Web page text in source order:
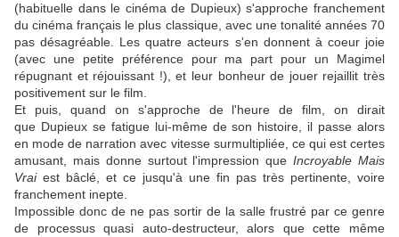
(habituelle dans le cinéma de Dupieux) s'approche franchement
du cinéma français le plus classique, avec une tonalité années 70
pas désagréable. Les quatre acteurs s'en donnent à coeur joie
(avec une petite préférence pour ma part pour un Magimel
répugnant et réjouissant !), et leur bonheur de jouer rejaillit très
positivement sur le film.
Et puis, quand on s'approche de l'heure de film, on dirait
que Dupieux se fatigue lui-même de son histoire, il passe alors
en mode de narration avec vitesse surmultipliée, ce qui est certes
amusant, mais donne surtout l'impression queIncroyable Mais
Vrai est bâclé, et ce jusqu'à une fin pas très pertinente, voire
franchement inepte.
Impossible donc de ne pas sortir de la salle frustré par ce genre
de processus quasi auto-destructeur, alors que cette même